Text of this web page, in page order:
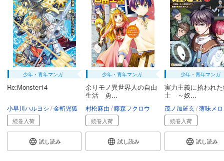
少年・青年マンガ
Re:Monster14
小早川ハルヨシ 金斬児狐
続巻入荷
試し読み
少年・青年マンガ
余りモノ異世界人の自由
生活 勇...
村松麻由 藤森フクロウ
続巻入荷
試し読み
少年・青年マンガ
実力主義に拾われ
士 ～奴...
茂ノ加羅玄 薄味メ
続巻入荷
試し読み